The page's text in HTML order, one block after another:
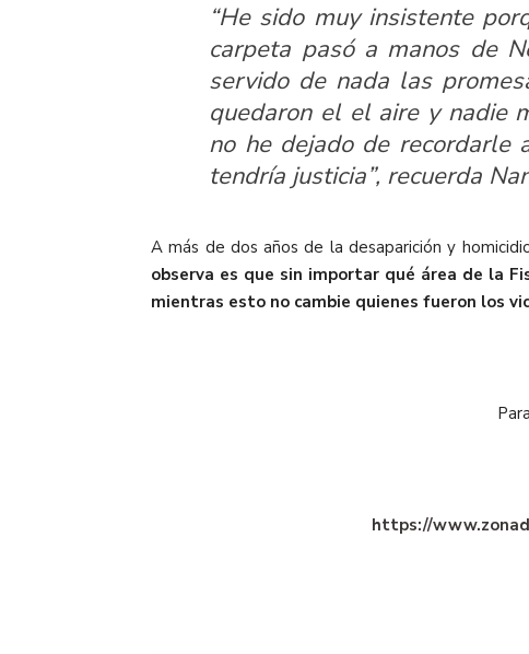
“He sido muy insistente
carpeta pasó a manos de
servido de nada las
quedaron el el aire y nadie
no he dejado de recordarle
tendría justicia”, recuerda
A más de dos años de la desaparición y
observa es que sin importar qué área de la
mientras esto no cambie quienes fueron los
https://